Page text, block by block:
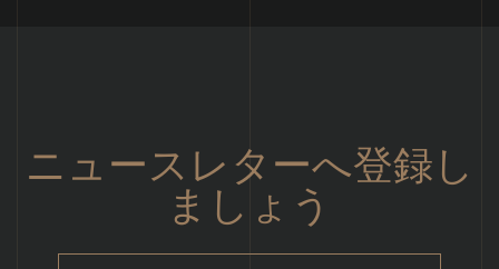
ニュースレターへ登録し
ましょう